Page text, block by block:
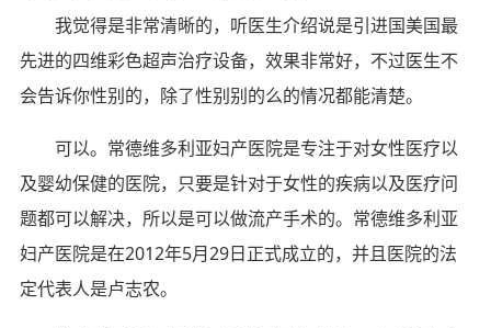
我觉得是非常清晰的，听医生介绍说是引进国美国最
先进的四维彩色超声治疗设备，效果非常好，不过医生不
会告诉你性别的，除了性别别的么的情况都能清楚。
可以。常德维多利亚妇产医院是专注于对女性医疗以
及婴幼保健的医院，只要是针对于女性的疾病以及医疗问
题都可以解决，所以是可以做流产手术的。常德维多利亚
妇产医院是在2012年5月29日正式成立的，并且医院的法
定代表人是卢志农。